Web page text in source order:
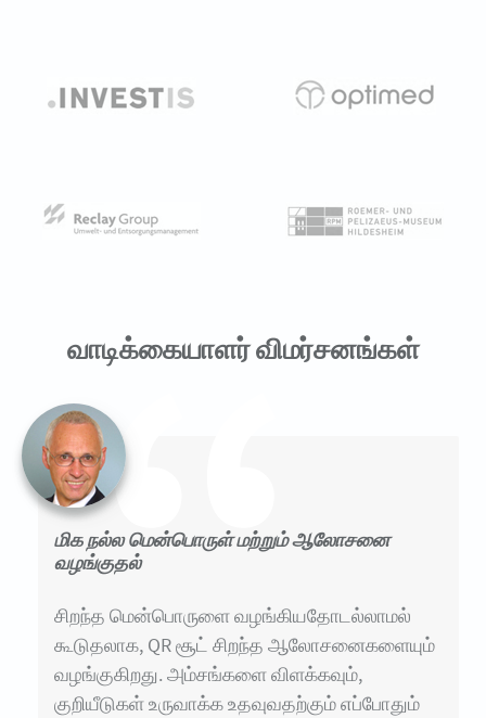
வாடிக்கையாளர் விமர்சனங்கள்
மிக நல்ல மென்பொருள் மற்றும் ஆலோசனை
வழங்குதல்
சிறந்த மென்பொருளை வழங்கியதோடல்லாமல்
கூடுதலாக, QR சூட் சிறந்த ஆலோசனைகளையும்
வழங்குகிறது. அம்சங்களை விளக்கவும்,
குறியீடுகள் உருவாக்க உதவுவதற்கும் எப்போதும்